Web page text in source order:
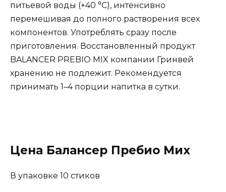
питьевой воды (+40 °С), интенсивно
перемешивая до полного растворения всех
компонентов. Употреблять сразу после
приготовления. Восстановленный продукт
BALANCER PREBIO MIX компании Гринвей
хранению не подлежит. Рекомендуется
принимать 1–4 порции напитка в сутки.
Цена Балансер Пребио Мих
В упаковке 10 стиков